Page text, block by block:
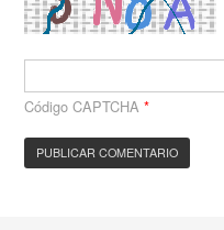
Código CAPTCHA *